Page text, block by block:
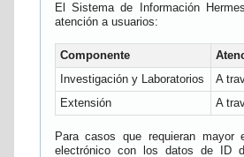
El Sistema de Información
atención a usuarios:
Componente
Investigación y Laboratorios
A
Extensión
A
Para casos que requieran
electrónico con los datos de ID